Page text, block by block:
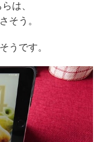
は、
そう。
うです。